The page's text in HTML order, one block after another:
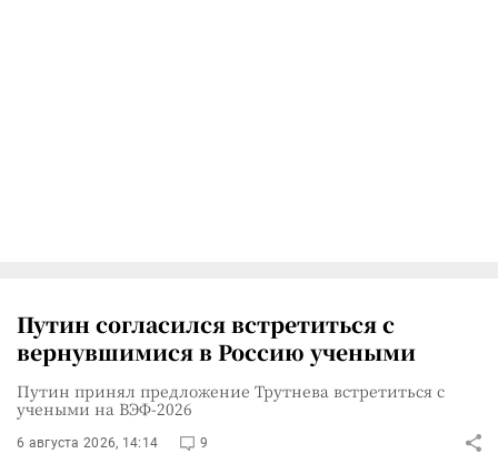
Путин согласился встретиться с
вернувшимися в Россию учеными
Путин принял предложение Трутнева встретиться с
учеными на ВЭФ-2026
6 августа 2026, 14:14 9